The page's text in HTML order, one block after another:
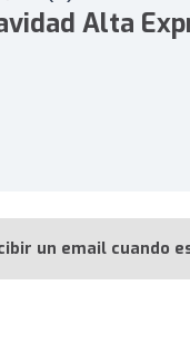
Alta
un email cuando